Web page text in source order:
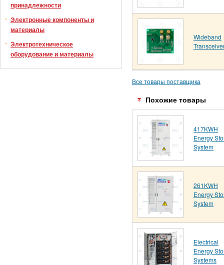
принадлежности
Электронные компоненты и
материалы
Электротехническое
оборудование и материалы
Wideband
Все товары поставщика
Похожие товары
417KWH
Energy
System
261KWH
Energy
System
Electrical
Energy
Systems